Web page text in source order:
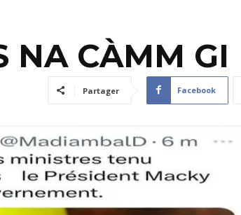
NA CÀMM GI
Partager Facebook